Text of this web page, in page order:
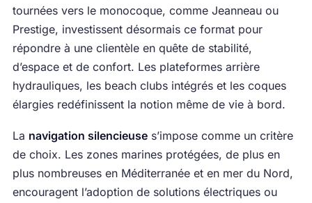
tournées vers le monocoque, comme Jeanneau ou
Prestige, investissent désormais ce format pour
répondre à une clientèle en quête de stabilité,
d’espace et de confort. Les plateformes arrière
hydrauliques, les beach clubs intégrés et les coques
élargies redéfinissent la notion même de vie à bord.
La navigation silencieuses’impose comme un critère
de choix. Les zones marines protégées, de plus en
plus nombreuses en Méditerranée et en mer du Nord,
encouragent l’adoption de solutions électriques ou